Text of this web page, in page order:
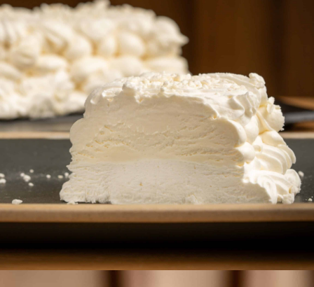
Semifríos
Tartas y postres semifríos con sabor artesano y textura perfecta.
Recetas que combinan tradición y dulzura en cada bocado.